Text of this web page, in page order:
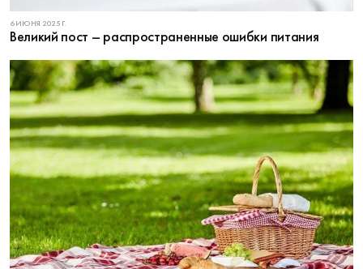
6 ИЮНЯ 2025 Г.
Великий пост – распространенные ошибки питания